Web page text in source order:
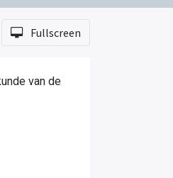
Fullscreen
van de